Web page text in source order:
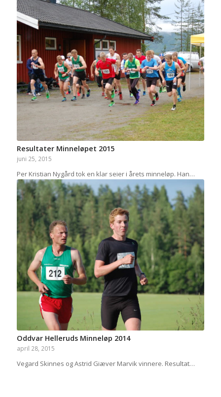
Resultater Minneløpet 2015
juni 25, 2015
Per Kristian Nygård tok en klar seier i årets minneløp. Han…
Oddvar Helleruds Minneløp 2014
april 28, 2015
Vegard Skinnes og Astrid Giæver Marvik vinnere. Resultat…